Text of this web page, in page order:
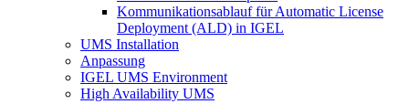
Kommunikationsablauf für Automatic License
Deployment (ALD) in IGEL
UMS Installation
Anpassung
IGEL UMS Environment
High Availability UMS